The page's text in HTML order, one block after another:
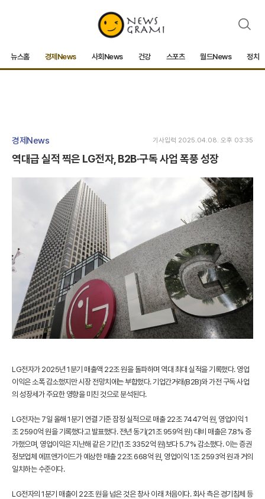
검
뉴스홈 경제News 사회News 건강 스포츠 월드News 정치
경제News
역대급 실적 찍은 LG전자, B2B·구독 사업 폭풍 성장
기사입력 2025.04.08. 오후 03:35
LG전자가 2025년 1분기 매출액 22조 원을 돌파하며 역대 최대 실적을 기록했다. 영업
이익은 소폭 감소했지만 시장 전망치에는 부합했다. 기업간거래(B2B)와 가전 구독 사업
의 성장세가 주요한 영향을 미친 것으로 분석된다.
LG전자는 7일 올해 1분기 연결 기준 잠정 실적으로 매출 22조 7447억 원, 영업이익 1
조 2590억 원을 기록했다고 발표했다. 전년 동기(21조 959억 원) 대비 매출은 7.8% 증
가했으며, 영업이익은 지난해 같은 기간(1조 3352억 원)보다 5.7% 감소했다. 이는 증권
정보업체 에프앤가이드가 예상한 매출 22조 668억 원, 영업이익 1조 2593억 원과 거의
일치하는 수준이다.
LG전자의 1분기 매출이 22조 원을 넘은 것은 창사 이래 처음이다. 회사 측은 경기침체 등